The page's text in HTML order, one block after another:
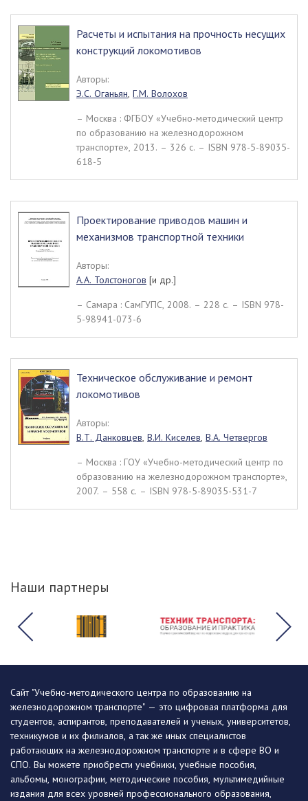
Расчеты и испытания на прочность несущих
конструкций локомотивов
Авторы:
Э.С. Оганьян, Г.М. Волохов
– Москва : ФГБОУ «Учебно-методический центр
по образованию на железнодорожном
транспорте», 2013. – 326 c. – ISBN 978-5-89035-
618-5
Проектирование приводов машин и
механизмов транспортной техники
Авторы:
А.А. Толстоногов [и др.]
– Самара : СамГУПС, 2008. – 228 c. – ISBN 978-
5-98941-073-6
Техническое обслуживание и ремонт
локомотивов
Авторы:
В.Т. Данковцев, В.И. Киселев, В.А. Четвергов
– Москва : ГОУ «Учебно-методический центр по
образованию на железнодорожном транспорте»,
2007. – 558 c. – ISBN 978-5-89035-531-7
Наши партнеры
Сайт "Учебно-методического центра по образованию на
железнодорожном транспорте" — это цифровая платформа для
студентов, аспирантов, преподавателей и ученых, университетов,
техникумов и их филиалов, а так же иных специалистов
работающих на железнодорожном транспорте и в сфере ВО и
СПО. Вы можете приобрести учебники, учебные пособия,
альбомы, монографии, методические пособия, мультимедийные
издания для всех уровней профессионального образования,